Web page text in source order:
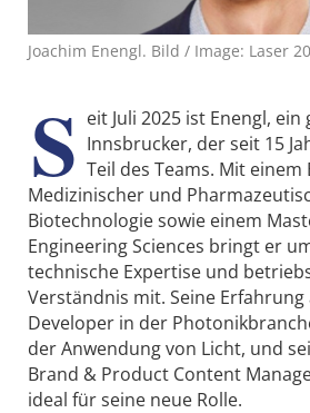
Joachim Enengl. Bild / Image: Laser
S eit Juli 2025 ist Enengl,
Innsbrucker, der seit 15
Teil des Teams. Mit einem
Medizinischer und
Biotechnologie sowie einem
Engineering Sciences bringt er
technische Expertise und
Verständnis mit. Seine Erfahrung
Developer in der
der Anwendung von Licht, und
Brand & Product Content
ideal für seine neue Rolle.